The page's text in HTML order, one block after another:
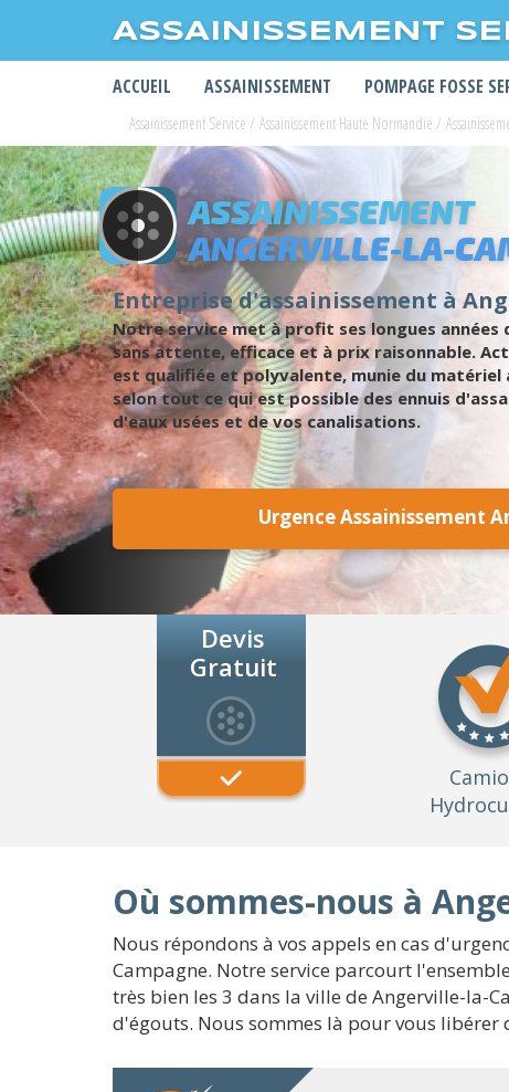
ASSAINISSEMENT
ACCUEIL ASSAINISSEMENT POMPAGE FOSSE
Assainissement Service / Assainissement Haute Normandie /
ASSAINISSEMENT
ANGERVILLE-LA-
Entreprise d'assainissement à
Notre service met à profit ses longues
sans attente, efficace et à prix raisonnable.
est qualifiée et polyvalente, munie du
selon tout ce qui est possible des ennuis
d'eaux usées et de vos canalisations.
Urgence Assainissement
Devis
Gratuit
Où sommes-nous à
Nous répondons à vos appels en cas
Campagne. Notre service parcourt
très bien les 3 dans la ville de Angerville-la-
d'égouts. Nous sommes là pour vous libérer